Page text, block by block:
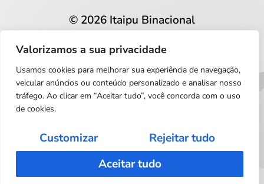
Valorizamos a sua privacidade
Usamos cookies para melhorar sua experiência de navegação,
veicular anúncios ou conteúdo personalizado e analisar nosso
tráfego. Ao clicar em “Aceitar tudo”, você concorda com o uso
de cookies.
Customizar
Rejeitar tudo
Aceitar tudo
© 2026 Itaipu Binacional
Privacidade e proteção de dados
Português